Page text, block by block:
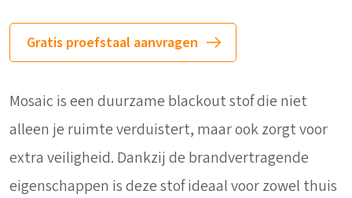
Gratis proefstaal aanvragen
Mosaic is een duurzame blackout stof die niet
alleen je ruimte verduistert, maar ook zorgt voor
extra veiligheid. Dankzij de brandvertragende
eigenschappen is deze stof ideaal voor zowel thuis